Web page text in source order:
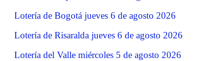
Lotería de Bogotá jueves 6 de agosto 2026
Lotería de Risaralda jueves 6 de agosto 2026
Lotería del Valle miércoles 5 de agosto 2026